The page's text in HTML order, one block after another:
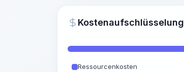
Kostenaufschlüsselung
Ressourcenkosten